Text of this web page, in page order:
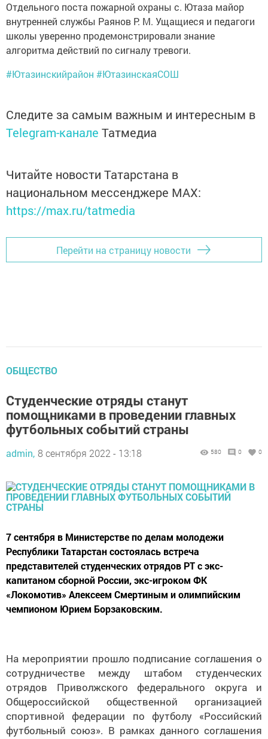
Отдельного поста пожарной охраны с. Ютаза майор
внутренней службы Раянов Р. М. Ущащиеся и педагоги
школы уверенно продемонстрировали знание
алгоритма действий по сигналу тревоги.
#Ютазинскийрайон #ЮтазинскаяСОШ
Следите за самым важным и интересным в
Telegram-канале Татмедиа
Читайте новости Татарстана в
национальном мессенджере MАХ:
https://max.ru/tatmedia
Перейти на страницу новости
ОБЩЕСТВО
Студенческие отряды станут
помощниками в проведении главных
футбольных событий страны
admin, 8 сентября 2022 - 13:18 580 0 0
7 сентября в Министерстве по делам молодежи
Республики Татарстан состоялась встреча
представителей студенческих отрядов РТ с экс-
капитаном сборной России, экс-игроком ФК
«Локомотив» Алексеем Смертиным и олимпийским
чемпионом Юрием Борзаковским.
На мероприятии прошло подписание соглашения о
сотрудничестве между штабом студенческих
отрядов Приволжского федерального округа и
Общероссийской общественной организацией
спортивной федерации по футболу «Российский
футбольный союз». В рамках данного соглашения